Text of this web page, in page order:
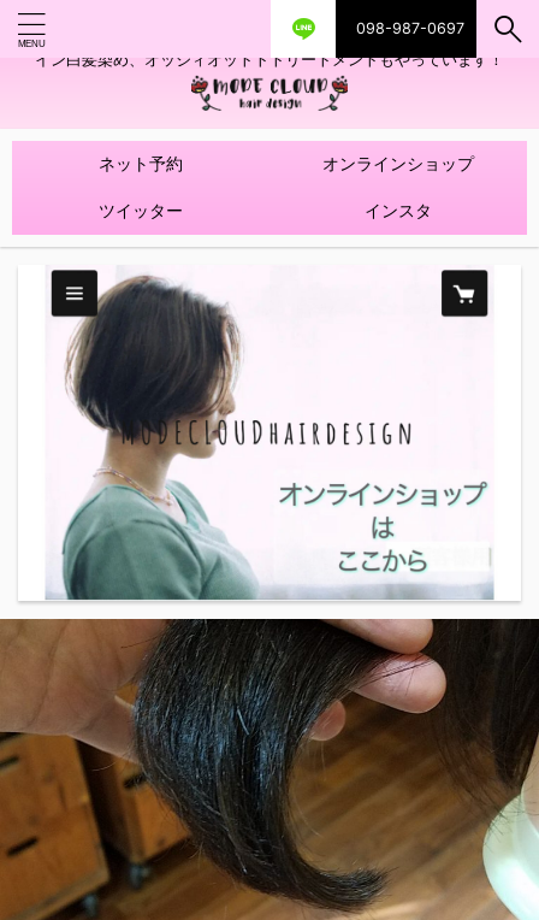
098-987-0697
艶ツヤヘアカラー！髪質改善トリートメントやハイライトを使ったデザ
イン白髪染め、オッジィオットトトリートメントもやっています！
ネット予約 オンラインショップ
ツイッター インスタ